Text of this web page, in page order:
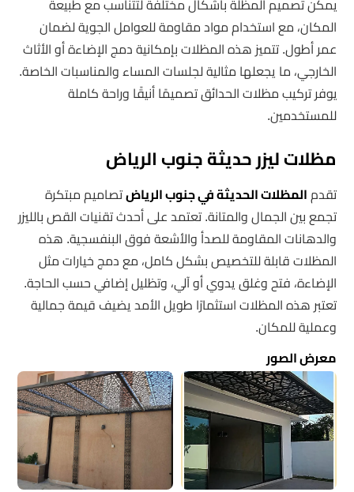
يمكن تصميم المظلة بأشكال مختلفة لتتناسب مع طبيعة
المكان، مع استخدام مواد مقاومة للعوامل الجوية لضمان
عمر أطول. تتميز هذه المظلات بإمكانية دمج الإضاءة أو الأثاث
الخارجي، ما يجعلها مثالية لجلسات المساء والمناسبات الخاصة.
يوفر تركيب مظلات الحدائق تصميمًا أنيقًا وراحة كاملة
للمستخدمين.
مظلات ليزر حديثة جنوب الرياض
تقدمالمظلات الحديثة في جنوب الرياضتصاميم مبتكرة
تجمع بين الجمال والمتانة. تعتمد على أحدث تقنيات القص بالليزر
والدهانات المقاومة للصدأ والأشعة فوق البنفسجية. هذه
المظلات قابلة للتخصيص بشكل كامل، مع دمج خيارات مثل
الإضاءة، فتح وغلق يدوي أو آلي، وتظليل إضافي حسب الحاجة.
تعتبر هذه المظلات استثمارًا طويل الأمد يضيف قيمة جمالية
وعملية للمكان.
معرض الصور